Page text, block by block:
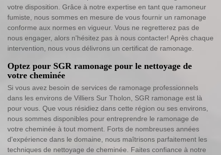
votre disposition. Grâce à notre expertise en tant que ramoneur
fumiste, nous sommes en mesure de vous fournir un ramonage
conforme aux normes en vigueur. Vous ne regretterez pas de
nous engager, alors n'hésitez pas à nous contacter! Après chaque
intervention, nous vous délivrons un certificat de ramonage.
Optez pour SGR ramonage pour le nettoyage de
votre cheminée
Si vous avez besoin de services de ramonage professionnels
dans les environs de Villiers Sur Tholon, SGR ramonage est là
pour vous. Que vous résidiez dans cette région ou ses environs,
nous sommes disponibles pour entreprendre le ramonage de
votre cheminée à tout moment. Forts de nombreuses années
d'expérience dans le domaine, nous maîtrisons parfaitement les
techniques de nettoyage de cheminée. Faites confiance à notre